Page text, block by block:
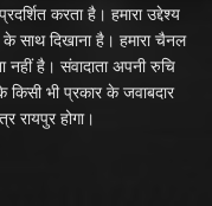
करता है। हमारा उद्देश्य
साथ दिखाना है। हमारा चैनल
नहीं है। संवादाता अपनी रुचि
भी प्रकार के जवाबदार
रायपुर होगा।